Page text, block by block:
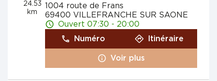
24.53
km
1004 route de Frans
69400 VILLEFRANCHE SUR SAONE
Ouvert 07:30 - 20:00
Numéro
Itinéraire
Voir plus